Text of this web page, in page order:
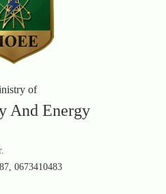
of
And Energy
0673410483